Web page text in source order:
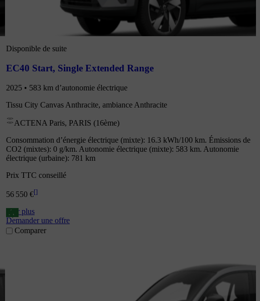
A
Disponible de suite
EC40 Start, Single Extended Range
2025 • 583 km d’autonomie électrique
Tissu City Canvas Anthracite, ambiance Anthracite
ACTENA Paris, PARIS (16ème)
Consommation d’énergie électrique (mixte): 16.3 kWh/100 km. Émissions de
CO2 (mixtes): 0 g/km. Autonomie électrique (mixte): 583 km. Autonomie
électrique (urbaine): 781 km
Prix TTC conseillé
56 550 €[]
Voir plus
Demander une offre
Comparer